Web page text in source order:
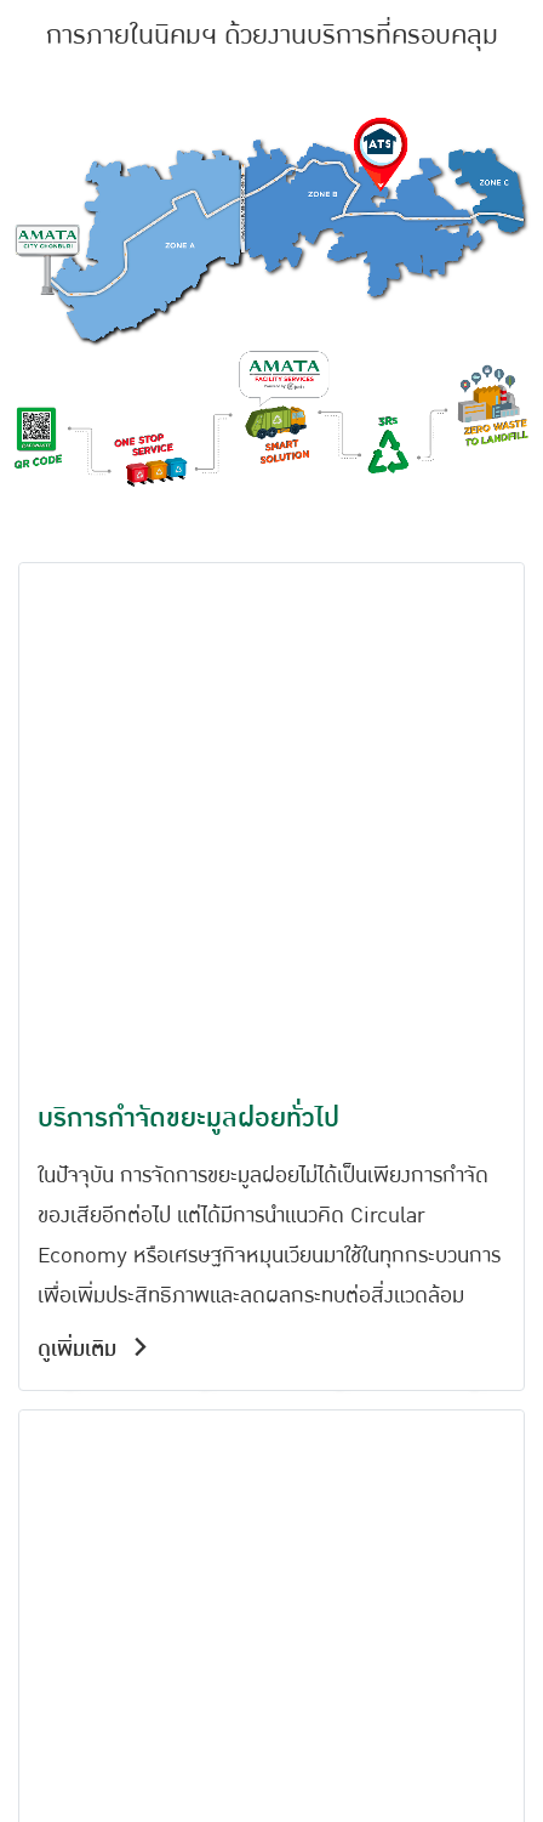
การภายในนิคมฯ ด้วยงานบริการที่ครอบคลุม
บริการกำจัดขยะมูลฝอยทั่วไป
ในปัจจุบัน การจัดการขยะมูลฝอยไม่ได้เป็นเพียงการกำจัด
ของเสียอีกต่อไป แต่ได้มีการนำแนวคิด Circular
Economy หรือเศรษฐกิจหมุนเวียนมาใช้ในทุกกระบวนการ
เพื่อเพิ่มประสิทธิภาพและลดผลกระทบต่อสิ่งแวดล้อม
ดูเพิ่มเติม